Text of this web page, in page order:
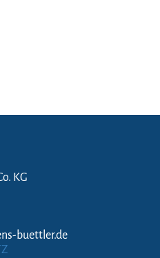
KG
buettler.de